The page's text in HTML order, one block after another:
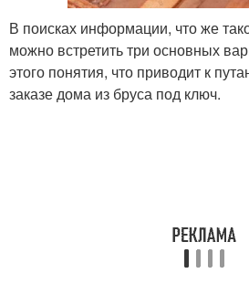
В поисках информации, что же
можно встретить три основных
этого понятия, что приводит к
заказе дома из бруса под ключ.